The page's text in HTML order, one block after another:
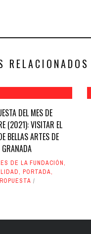
RELACIONADOS
DEL MES DE
(2021): VISITAR EL
BELLAS ARTES DE
GRANADA
DE LA FUNDACIÓN,
,PORTADA,